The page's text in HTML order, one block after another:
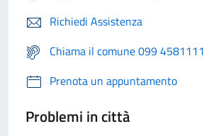
Richiedi Assistenza
Chiama il comune 099 4581111
Prenota un appuntamento
Problemi in città